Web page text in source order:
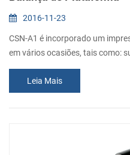
2016-11-23
CSN-A1 é incorporado um
em vários ocasiões, tais como:
assim por diante. Ele não é um
semelhante aos produtos de
torna-o fácil de ser integrado a
medidores. Com um bom
Leia Mais